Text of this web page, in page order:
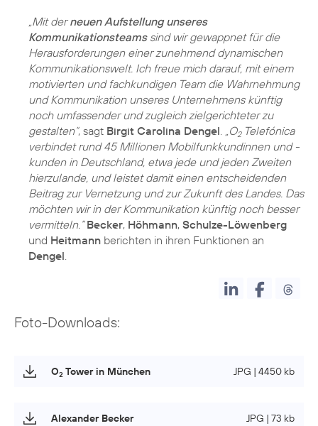
„Mit derneuen Aufstellung unseres
Kommunikationsteamssind wir gewappnet für die
Herausforderungen einer zunehmend dynamischen
Kommunikationswelt. Ich freue mich darauf, mit einem
motivierten und fachkundigen Team die Wahrnehmung
und Kommunikation unseres Unternehmens künftig
noch umfassender und zugleich zielgerichteter zu
gestalten“, sagt Birgit Carolina Dengel. „O2Telefónica
verbindet rund 45 Millionen Mobilfunkkundinnen und -
kunden in Deutschland, etwa jede und jeden Zweiten
hierzulande, und leistet damit einen entscheidenden
Beitrag zur Vernetzung und zur Zukunft des Landes. Das
möchten wir in der Kommunikation künftig noch besser
vermitteln.“ Becker, Höhmann, Schulze-Löwenberg
und Heitmann berichten in ihren Funktionen an
Dengel.
Foto-Downloads:
O2 Tower in München JPG | 4450 kb
Alexander Becker JPG | 73 kb